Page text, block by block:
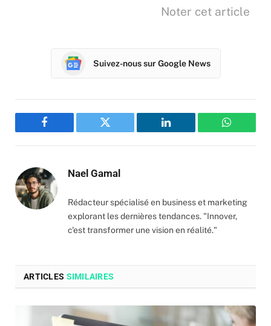
Noter cet article
Suivez-nous sur Google News
Facebook Twitter LinkedIn
Nael Gamal
Rédacteur spécialisé en business et marketing
explorant les dernières tendances. "Innover,
c'est transformer une vision en réalité."
ARTICLES SIMILAIRES